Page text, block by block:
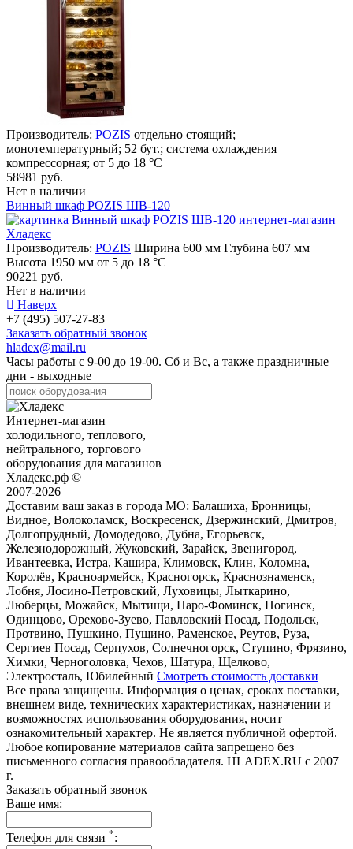
Производитель: POZIS отдельно стоящий;
монотемпературный; 52 бут.; система охлаждения
компрессорная; от 5 до 18 °C
58981 руб.
Нет в наличии
Винный шкаф POZIS ШВ-120
Производитель: POZIS Ширина 600 мм Глубина 607 мм
Высота 1950 мм от 5 до 18 °C
90221 руб.
Нет в наличии
Наверх
+7 (495) 507-27-83
Заказать обратный звонок
hladex@mail.ru
Часы работы с 9-00 до 19-00. Сб и Вс, а также праздничные
дни - выходные
Интернет-магазин
холодильного, теплового,
нейтрального, торгового
оборудования для магазинов
Хладекс.рф ©
2007-2026
Доставим ваш заказ в города МО: Балашиха, Бронницы,
Видное, Волоколамск, Воскресенск, Дзержинский, Дмитров,
Долгопрудный, Домодедово, Дубна, Егорьевск,
Железнодорожный, Жуковский, Зарайск, Звенигород,
Ивантеевка, Истра, Кашира, Климовск, Клин, Коломна,
Королёв, Красноармейск, Красногорск, Краснознаменск,
Лобня, Лосино-Петровский, Луховицы, Лыткарино,
Люберцы, Можайск, Мытищи, Наро-Фоминск, Ногинск,
Одинцово, Орехово-Зуево, Павловский Посад, Подольск,
Протвино, Пушкино, Пущино, Раменское, Реутов, Руза,
Сергиев Посад, Серпухов, Солнечногорск, Ступино, Фрязино,
Химки, Черноголовка, Чехов, Шатура, Щелково,
Электросталь, Юбилейный Смотреть стоимость доставки
Все права защищены. Информация о ценах, сроках поставки,
внешнем виде, технических характеристиках, назначении и
возможностях использования оборудования, носит
ознакомительный характер. Не является публичной офертой.
Любое копирование материалов сайта запрещено без
письменного согласия правообладателя. HLADEX.RU c 2007
г.
Заказать обратный звонок
Ваше имя:
Телефон для связи *: